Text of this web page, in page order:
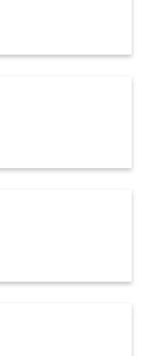
Sprawdź
Łużycka
Sprawdź